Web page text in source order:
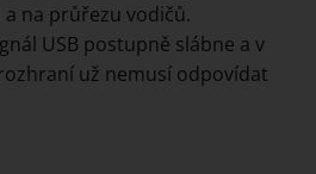
na průřezu vodičů.
USB postupně slábne a v
už nemusí odpovídat